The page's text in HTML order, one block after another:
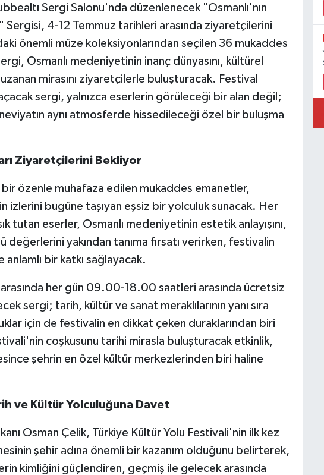
Sergi Salonu'nda düzenlenecek "Osmanlı'nın
4-12 Temmuz tarihleri arasında ziyaretçilerini
önemli müze koleksiyonlarından seçilen 36 mukaddes
Osmanlı medeniyetinin inanç dünyasını, kültürel
mirasını ziyaretçilerle buluşturacak. Festival
açacak sergi, yalnızca eserlerin görüleceği bir alan değil;
aynı atmosferde hissedileceği özel bir buluşma
Ziyaretçilerini Bekliyor
bir özenle muhafaza edilen mukaddes emanetler,
izlerini bugüne taşıyan eşsiz bir yolculuk sunacak. Her
tutan eserler, Osmanlı medeniyetinin estetik anlayışını,
değerlerini yakından tanıma fırsatı verirken, festivalin
bir katkı sağlayacak.
her gün 09.00-18.00 saatleri arasında ücretsiz
sergi; tarih, kültür ve sanat meraklılarının yanı sıra
için de festivalin en dikkat çeken duraklarından biri
coşkusunu tarihi mirasla buluşturacak etkinlik,
şehrin en özel kültür merkezlerinden biri haline
ve Kültür Yolculuğuna Davet
Osman Çelik, Türkiye Kültür Yolu Festivali'nin ilk kez
şehir adına önemli bir kazanım olduğunu belirterek,
kimliğini güçlendiren, geçmiş ile gelecek arasında